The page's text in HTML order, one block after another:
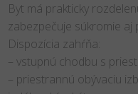
Byt má prakticky
zabezpečuje súkromie
Dispozícia zahŕňa:
– vstupnú chodbu s
– priestrannú obývaciu